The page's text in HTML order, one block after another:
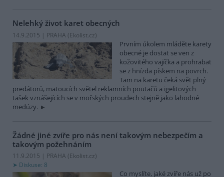
Nelehký život karet obecných
14.9.2015 | PRAHA (Ekolist.cz)
Prvním úkolem mláděte karety
obecné je dostat se ven z
kožovitého vajíčka a prohrabat
se z hnízda pískem na povrch.
Tam na karetu čeká svět plný
predátorů, matoucích světel reklamních poutačů a igelitových
tašek vznášejících se v mořských proudech stejně jako lahodné
medúzy.
Žádné jiné zvíře pro nás není takovým nebezpečím a
takovým požehnáním
11.9.2015 | PRAHA (Ekolist.cz)
Diskuse: 8
Co myslíte, jaké zvíře nás už po